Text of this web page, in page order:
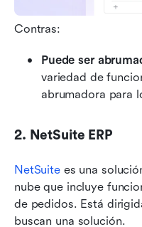
Contras:
Puede ser
variedad de
abrumadora para
2. NetSuite ERP
NetSuite es una
nube que incluye
de pedidos. Está
buscan una solución.